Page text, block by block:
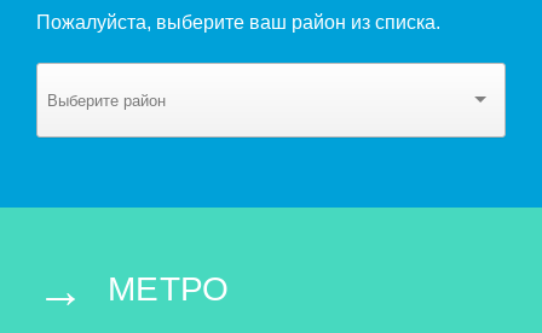
Пожалуйста, выберите ваш район из списка.
→ МЕТРО